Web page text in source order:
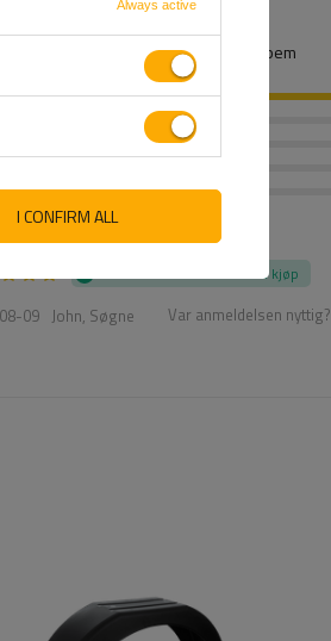
Pokaż tylko opinie potwierdzone zakupem
en vurdering for å filtrere anmeldelser
Anmeldelse bekreftet ved kjøp
09 John, Søgne Var anmeldelsen nyttig?
Always active
I CONFIRM ALL